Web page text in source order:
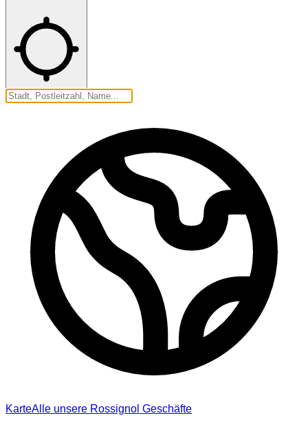
KarteAlle unsere Rossignol Geschäfte